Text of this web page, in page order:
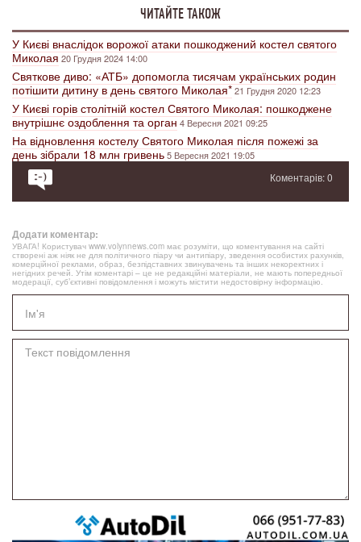
ЧИТАЙТЕ ТАКОЖ
У Києві внаслідок ворожої атаки пошкоджений костел святого
Миколая20 Грудня 2024 14:00
Святкове диво: «АТБ» допомогла тисячам українських родин
потішити дитину в день святого Миколая*21 Грудня 2020 12:23
У Києві горів столітній костел Святого Миколая: пошкоджене
внутрішнє оздоблення та орган4 Вересня 2021 09:25
На відновлення костелу Святого Миколая після пожежі за
день зібрали 18 млн гривень5 Вересня 2021 19:05
Коментарів: 0
Додати коментар:
УВАГА! Користувач www.volynnews.com має розуміти, що коментування на сайті
створені аж ніяк не для політичного піару чи антипіару, зведення особистих рахунків,
комерційної реклами, образ, безпідставних звинувачень та інших некоректних і
негідних речей. Утім коментарі – це не редакційні матеріали, не мають попередньої
модерації, суб’єктивні повідомлення і можуть містити недостовірну інформацію.